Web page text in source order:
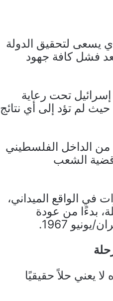
يسعى لتحقيق الدولة
فشل كافة جهود
تحت رعاية
لم تؤد إلى أي نتائج
من الداخل الفلسطيني
قضية الشعب
في الواقع الميداني،
بدءًا من عودة
1967.
يعني حلاً حقيقيًا